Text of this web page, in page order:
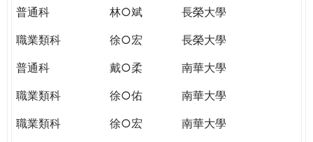
普通科
林○斌
長榮大學
職業類科
徐○宏
長榮大學
普通科
戴○柔
南華大學
職業類科
徐○佑
南華大學
職業類科
徐○宏
南華大學